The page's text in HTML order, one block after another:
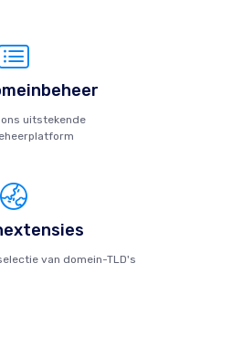
uitstekende
van domein-TLD's